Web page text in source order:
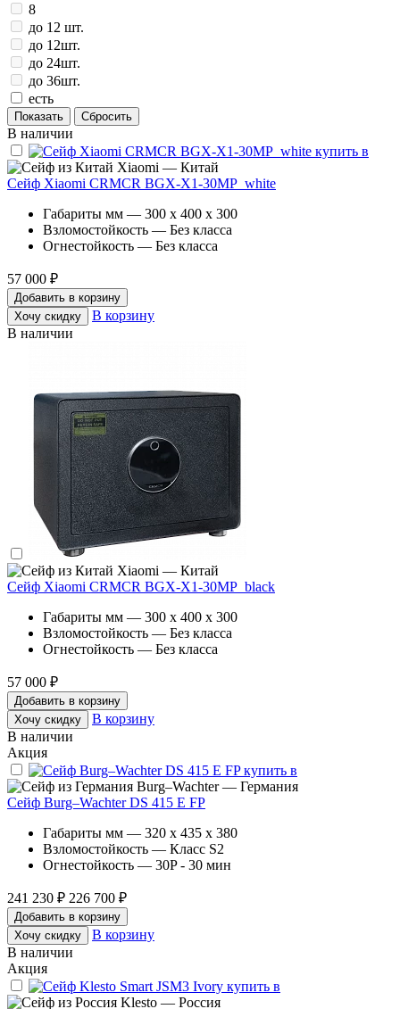
8
до 12 шт.
до 12шт.
до 24шт.
до 36шт.
есть
В наличии
Xiaomi — Китай
Сейф Xiaomi CRMCR BGX-X1-30MP_white
Габариты мм — 300 x 400 x 300
Взломостойкость — Без класса
Огнестойкость — Без класса
57 000 ₽
Добавить в корзину
Хочу скидку
В корзину
В наличии
Xiaomi — Китай
Сейф Xiaomi CRMCR BGX-X1-30MP_black
Габариты мм — 300 x 400 x 300
Взломостойкость — Без класса
Огнестойкость — Без класса
57 000 ₽
Добавить в корзину
Хочу скидку
В корзину
В наличии
Акция
Burg–Wachter — Германия
Сейф Burg–Wachter DS 415 E FP
Габариты мм — 320 x 435 x 380
Взломостойкость — Класс S2
Огнестойкость — 30P - 30 мин
241 230 ₽ 226 700 ₽
Добавить в корзину
Хочу скидку
В корзину
В наличии
Акция
Klesto — Россия